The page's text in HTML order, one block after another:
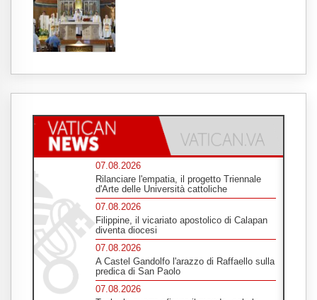
07.08.2026
Rilanciare l'empatia, il progetto Triennale
d'Arte delle Università cattoliche
07.08.2026
Filippine, il vicariato apostolico di Calapan
diventa diocesi
07.08.2026
A Castel Gandolfo l'arazzo di Raffaello sulla
predica di San Paolo
07.08.2026